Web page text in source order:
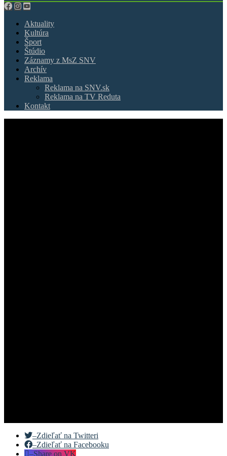
Aktuality
Kultúra
Šport
Štúdio
Záznamy z MsZ SNV
Archív
Reklama
Reklama na SNV.sk
Reklama na TV Reduta
Kontakt
–Zdieľať na Twitteri
–Zdieľať na Facebooku
–Share on VK